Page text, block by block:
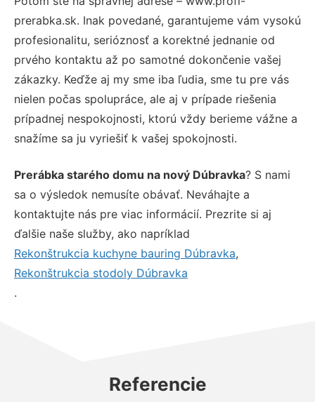
prerabka.sk. Inak povedané, garantujeme vám vysokú
profesionalitu, serióznosť a korektné jednanie od
prvého kontaktu až po samotné dokončenie vašej
zákazky. Keďže aj my sme iba ľudia, sme tu pre vás
nielen počas spolupráce, ale aj v prípade riešenia
prípadnej nespokojnosti, ktorú vždy berieme vážne a
snažíme sa ju vyriešiť k vašej spokojnosti.
Prerábka starého domu na nový Dúbravka? S nami
sa o výsledok nemusíte obávať. Neváhajte a
kontaktujte nás pre viac informácií. Prezrite si aj
ďalšie naše služby, ako napríklad
Rekonštrukcia kuchyne bauring Dúbravka,
Rekonštrukcia stodoly Dúbravka
.
Referencie